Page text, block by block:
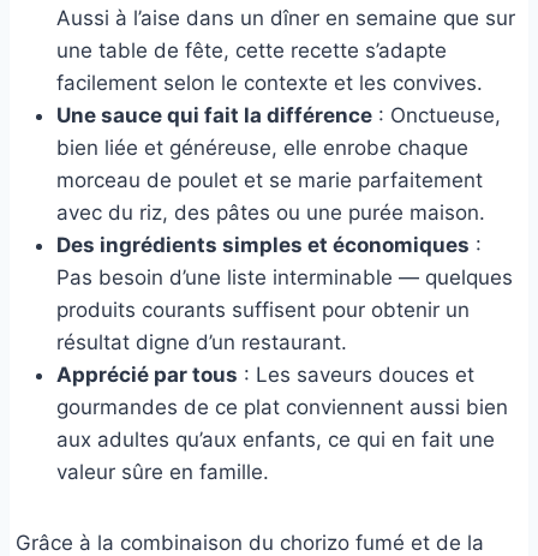
Aussi à l’aise dans un dîner en semaine que sur
une table de fête, cette recette s’adapte
facilement selon le contexte et les convives.
Une sauce qui fait la différence : Onctueuse,
bien liée et généreuse, elle enrobe chaque
morceau de poulet et se marie parfaitement
avec du riz, des pâtes ou une purée maison.
Des ingrédients simples et économiques :
Pas besoin d’une liste interminable — quelques
produits courants suffisent pour obtenir un
résultat digne d’un restaurant.
Apprécié par tous : Les saveurs douces et
gourmandes de ce plat conviennent aussi bien
aux adultes qu’aux enfants, ce qui en fait une
valeur sûre en famille.
Grâce à la combinaison du chorizo fumé et de la